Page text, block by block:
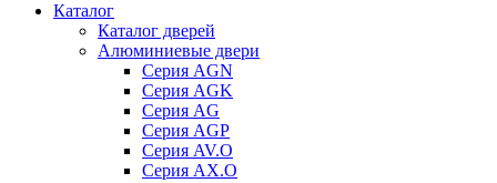
Каталог
Каталог дверей
Алюминиевые двери
Серия AGN
Серия AGK
Серия AG
Серия AGP
Серия AV.O
Серия AX.O